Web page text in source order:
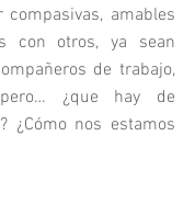
amables
con otros, ya sean
de trabajo,
¿que hay de
¿Cómo nos estamos